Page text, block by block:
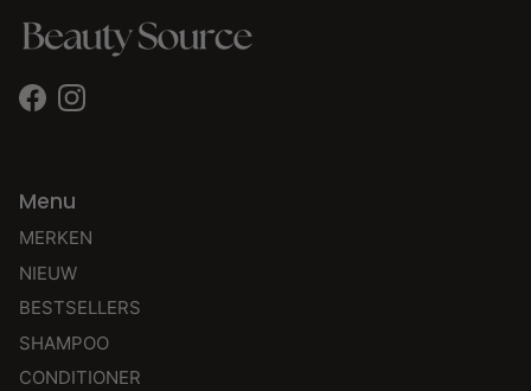
FacebookInstagram
Menu
MERKEN
NIEUW
BESTSELLERS
SHAMPOO
CONDITIONER